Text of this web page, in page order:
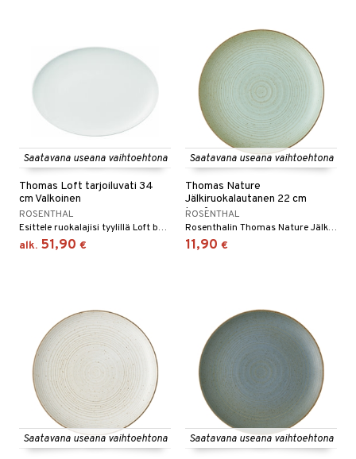
Saatavana useana vaihtoehtona
Thomas Loft tarjoiluvati 34
cm Valkoinen
ROSENTHAL
Esittele ruokalajisi tyylillä Loft by Rosenthal -tarjoiluvadilla. Tämä 34 cm:n tarjoiluastia, jonka on suunnitellut Rosenthal, on täydellinen korostamaan kaikkea alkupaloista pääruokiin elegantilla tavalla.
alk. 51,90 €
Saatavana useana vaihtoehtona
Thomas Nature
Jälkiruokalautanen 22 cm
Leaf
ROSENTHAL
Rosenthalin Thomas Nature Jälkiruokalautanen 22 cm on kivikeraaminen lautanen, jossa on ympyränmuotoinen kuvio kirjavin värein, ja sitä on saatavana useissa eri väreissä.
11,90 €
Saatavana useana vaihtoehtona Saatavana useana vaihtoehtona